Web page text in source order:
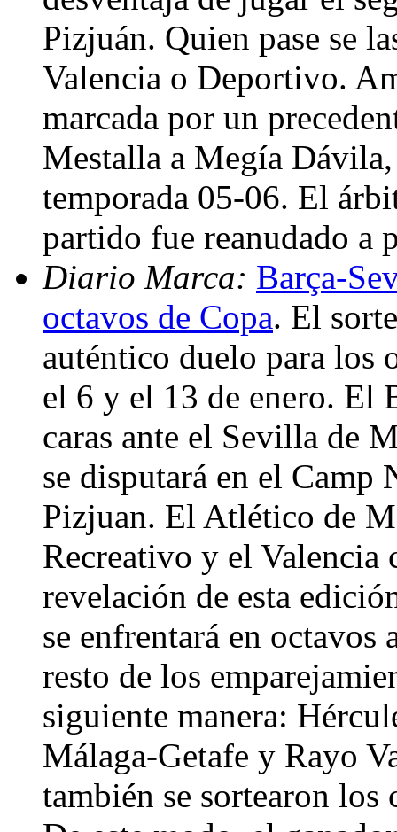
Pizjuán. Quien pase se
Valencia o Deportivo.
marcada por un
Mestalla a Megía
temporada 05-06. El
partido fue reanudado a
Diario Marca: Barça-
octavos de Copa. El
auténtico duelo para los
el 6 y el 13 de enero. El
caras ante el Sevilla de
se disputará en el Camp
Pizjuan. El Atlético de
Recreativo y el
revelación de esta
se enfrentará en octavos
resto de los
siguiente manera:
Málaga-Getafe y Rayo
también se sortearon